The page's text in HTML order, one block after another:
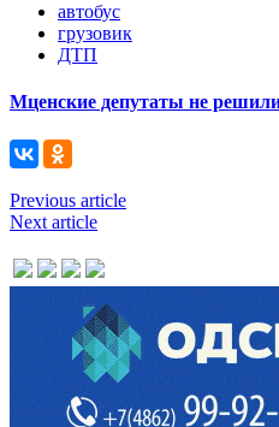
автобус
грузовик
ДТП
Мценские депутаты не
Previous article
Next article